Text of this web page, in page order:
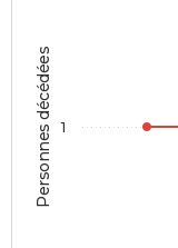
Personnes décédées 1